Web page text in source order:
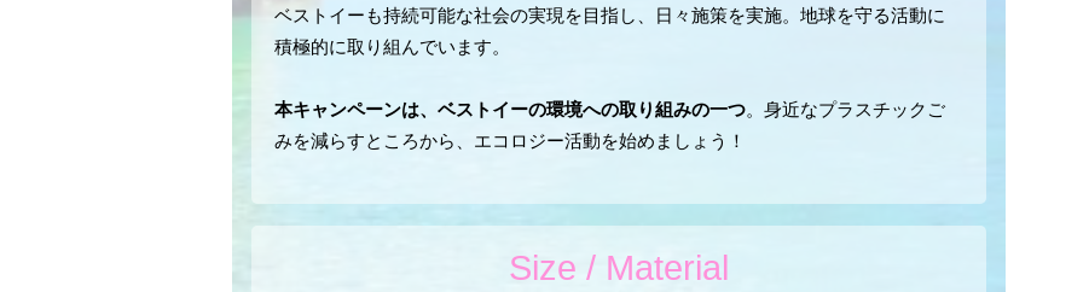
ベストイーも持続可能な社会の実現を目指し、日々施策を実施。地球を守る活動に
積極的に取り組んでいます。
本キャンペーンは、ベストイーの環境への取り組みの一つ。身近なプラスチックご
みを減らすところから、エコロジー活動を始めましょう！
Size / Material